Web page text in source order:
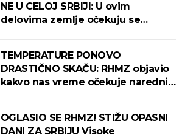
NE U CELOJ SRBIJI: U ovim
delovima zemlje očekuju se
TEMPERATURE PONOVO
DRASTIČNO SKAČU: RHMZ objavio
kakvo nas vreme očekuje narednih
OGLASIO SE RHMZ! STIŽU OPASNI
DANI ZA SRBIJU Visoke